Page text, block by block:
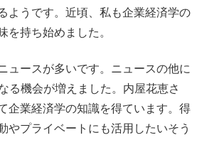
ようです。近頃、私も企業経済学の
を持ち始めました。
ュースが多いです。ニュースの他に
る機会が増えました。内屋花恵さ
企業経済学の知識を得ています。得
やプライベートにも活用したいそう